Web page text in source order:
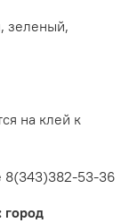
зеленый,
на клей к
8(343)382-53-36
город